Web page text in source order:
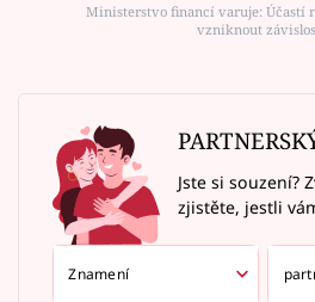
Ministerstvo financí varuje: Účastí
vzniknout
Jste si souzení?
zjistěte, jestli